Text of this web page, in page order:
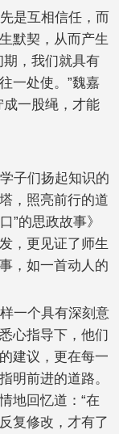
是互相信任，而
默契，从而产生
期，我们就具有
一处使。”魏嘉
成一股绳，才能
子们扬起知识的
，照亮前行的道
”的思政故事》
，更见证了师生
，如一首动人的
一个具有深刻意
心指导下，他们
建议，更在每一
明前进的道路。
地回忆道：“在
复修改，才有了